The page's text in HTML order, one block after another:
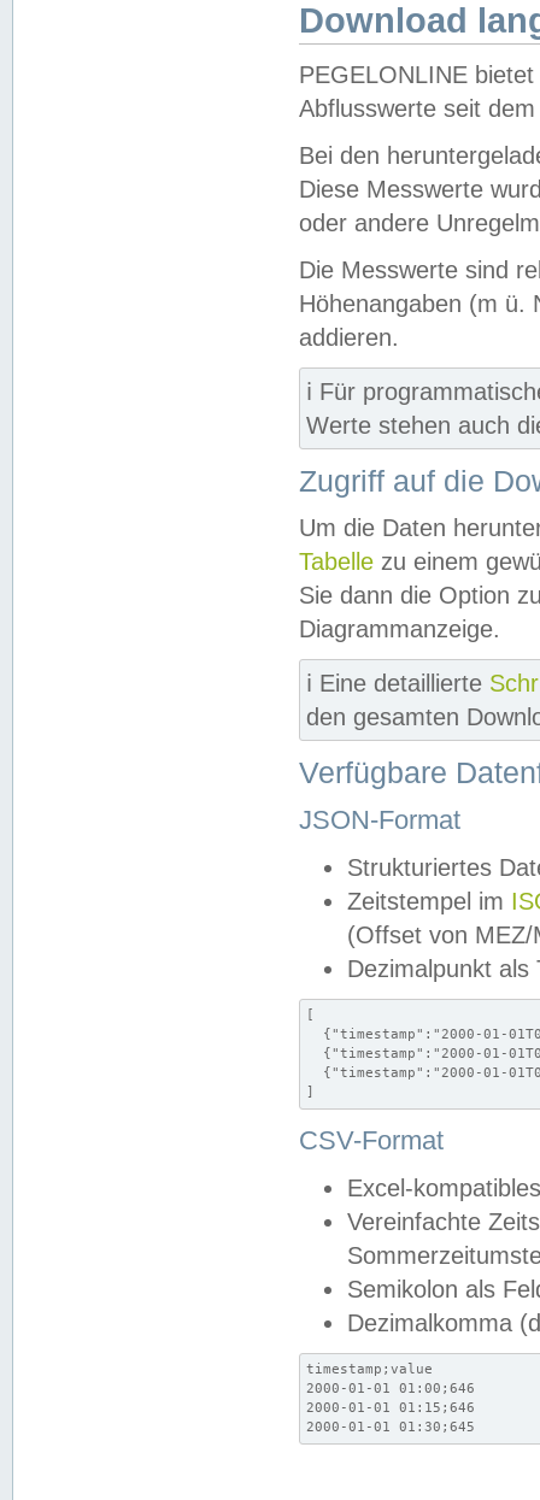
Download
PEGELONLINE
Abflusswerte seit
Bei den
Diese Messwerte
oder andere
Die Messwerte sind
Höhenangaben (m ü.
addieren.
ℹ️ Für
Werte stehen auch
Zugriff auf die
Um die Daten
Tabelle zu einem
Sie dann die Option
Diagrammanzeige.
ℹ️ Eine detaillierte
den gesamten
Verfügbare
JSON-Format
Strukturiertes
Zeitstempel im
(Offset von MEZ/
Dezimalpunkt als
[
{"timestamp":"2000-01-
{"timestamp":"2000-01-
{"timestamp":"2000-01-
]
CSV-Format
Excel-
Vereinfachte
Semikolon als
Dezimalkomma
timestamp;value
2000-01-01 01:00;646
2000-01-01 01:15;646
2000-01-01 01:30;645